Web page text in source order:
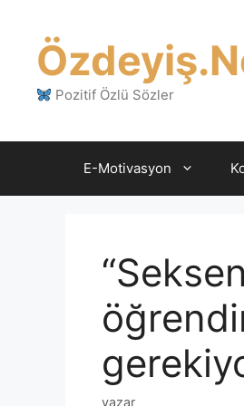
Pozitif Özlü Sözler
E-Motivasyon
yazar